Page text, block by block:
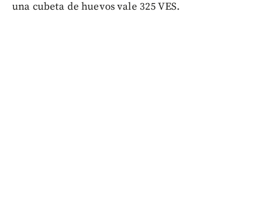
una cubeta de huevos vale 325 VES.